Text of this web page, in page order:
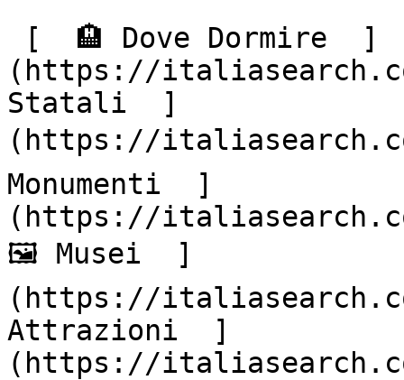
(https://
Statali  ]
(https://
Monumenti  ]
(https://
🖼️ Musei  ]
(https://
Attrazioni  ]
(https://